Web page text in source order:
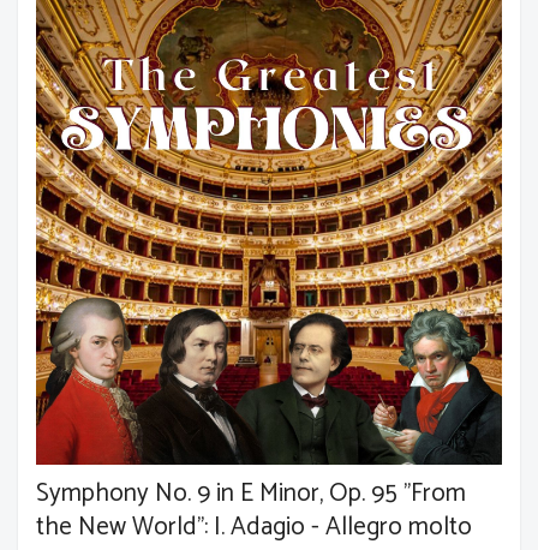
Symphony No. 9 in E Minor, Op. 95 "From
the New World": I. Adagio - Allegro molto